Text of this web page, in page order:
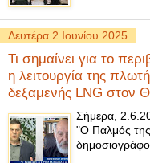
Δευτέρα 2 Ιουνίου 2025
Τι σημαίνει για το
η λειτουργία της
δεξαμενής LNG στον
Σήμερα,
"Ο Παλμός της
δημοσιογράφο